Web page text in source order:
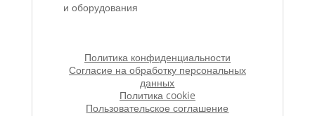
и оборудования
Политика конфиденциальности
Согласие на обработку персональных
данных
Политика cookie
Пользовательское соглашение